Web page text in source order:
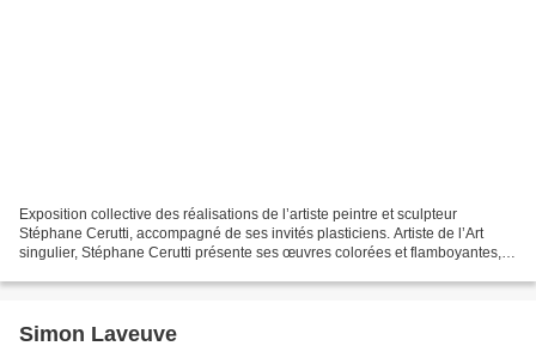
Exposition collective des réalisations de l’artiste peintre et sculpteur
Stéphane Cerutti, accompagné de ses invités plasticiens. Artiste de l’Art
singulier, Stéphane Cerutti présente ses œuvres colorées et flamboyantes,
Simon Laveuve